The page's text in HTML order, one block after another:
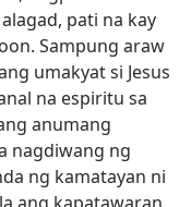
pati na kay
Sampung araw
umakyat si Jesus
na espiritu sa
anumang
nagdiwang ng
ng kamatayan ni